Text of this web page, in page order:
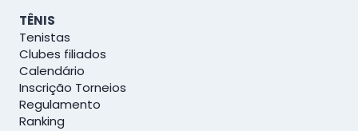
TÊNIS
Tenistas
Clubes filiados
Calendário
Inscrição Torneios
Regulamento
Ranking